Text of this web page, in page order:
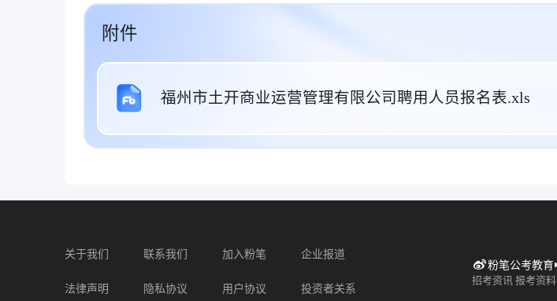
附件
福州市土开商业运营管理有限公司聘用人员报名表.xls
关于我们 联系我们 加入粉笔 企业报道
法律声明 隐私协议 用户协议 投资者关系
粉笔公考教育
招考资讯 报考资料